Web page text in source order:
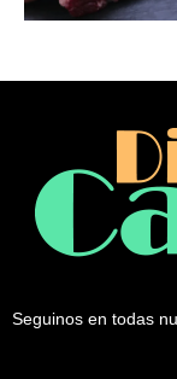
Seguinos en todas